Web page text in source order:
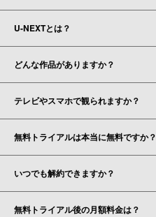
U-NEXTとは？
どんな作品がありますか？
テレビやスマホで観られますか？
無料トライアルは本当に無料ですか？
いつでも解約できますか？
無料トライアル後の月額料金は？